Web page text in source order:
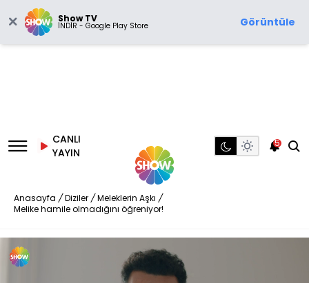
Show TV
İNDİR - Google Play Store Görüntüle
CANLI
YAYIN
5
Anasayfa / Diziler / Meleklerin Aşkı /
Melike hamile olmadığını öğreniyor!